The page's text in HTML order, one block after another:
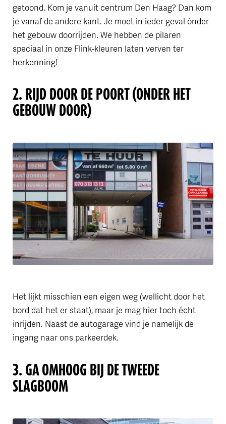
getoond. Kom je vanuit centrum Den Haag? Dan kom
je vanaf de andere kant. Je moet in ieder geval ónder
het gebouw doorrijden. We hebben de pilaren
speciaal in onze Flink-kleuren laten verven ter
herkenning!
2. RIJD DOOR DE POORT (ONDER HET
GEBOUW DOOR)
Het lijkt misschien een eigen weg (wellicht door het
bord dat het er staat), maar je mag hier toch écht
inrijden. Naast de autogarage vind je namelijk de
ingang naar ons parkeerdek.
3. GA OMHOOG BIJ DE TWEEDE
SLAGBOOM